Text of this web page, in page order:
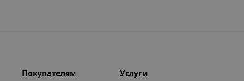
Покупателям
Услуги